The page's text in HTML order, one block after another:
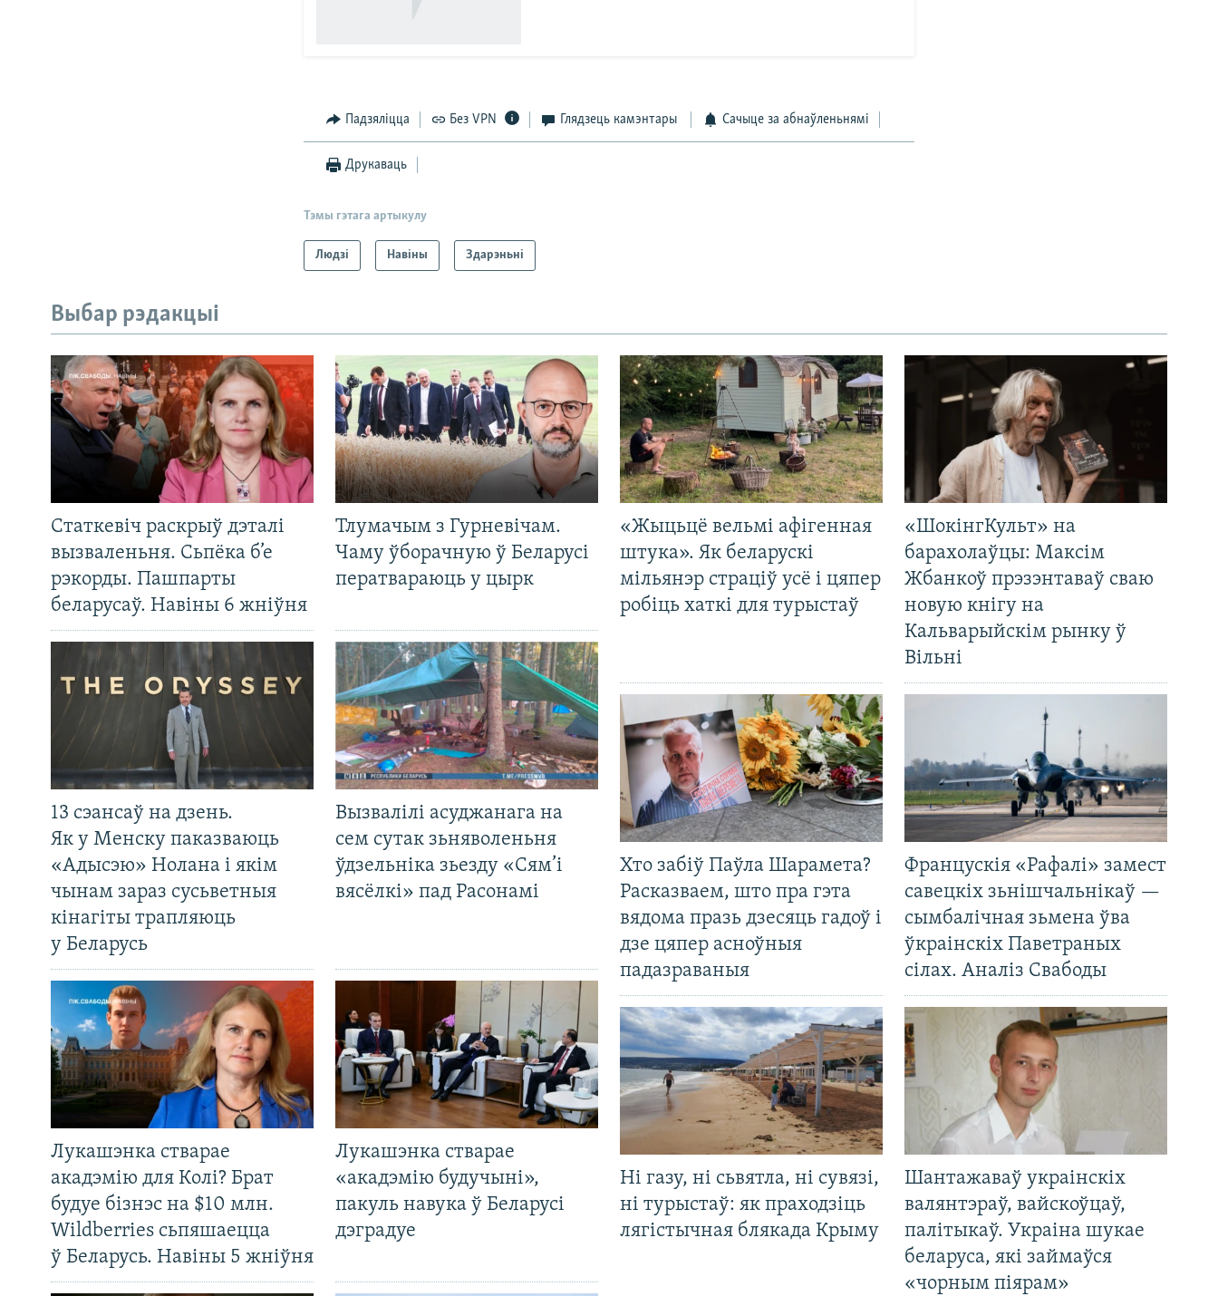
Падзяліцца Без VPN Глядзець камэнтары Сачыце за абнаўленьнямі
Друкаваць
Тэмы гэтага артыкулу
Людзі Навіны Здарэньні
Выбар рэдакцыі
Статкевіч раскрыў дэталі
вызваленьня. Сьпёка б’е
рэкорды. Пашпарты
беларусаў. Навіны 6 жніўня
Тлумачым з Гурневічам.
Чаму ўборачную ў Беларусі
ператвараюць у цырк
13 сэансаў на дзень.
Як у Менску паказваюць
«Адысэю» Нолана і якім
чынам зараз сусьветныя
кінагіты трапляюць
у Беларусь
Вызвалілі асуджанага на
сем сутак зьняволеньня
ўдзельніка зьезду «Сям’і
вясёлкі» пад Расонамі
Лукашэнка стварае
акадэмію для Колі? Брат
будуе бізнэс на $10 млн.
Wildberries сьпяшаецца
ў Беларусь. Навіны 5 жніўня
Лукашэнка стварае
«акадэмію будучыні»,
пакуль навука ў Беларусі
дэградуе
«Жыцьцё вельмі афігенная
штука». Як беларускі
мільянэр страціў усё і цяпер
робіць хаткі для турыстаў
«ШокінгКульт» на
барахолаўцы: Максім
Жбанкоў прэзэнтаваў сваю
новую кнігу на
Кальварыйскім рынку ў
Вільні
Хто забіў Паўла Шарамета?
Расказваем, што пра гэта
вядома празь дзесяць гадоў і
дзе цяпер асноўныя
падазраваныя
Францускія «Рафалі» замест
савецкіх зьнішчальнікаў —
сымбалічная зьмена ўва
ўкраінскіх Паветраных
сілах. Аналіз Свабоды
Ні газу, ні сьвятла, ні сувязі,
ні турыстаў: як праходзіць
лягістычная блякада Крыму
Шантажаваў украінскіх
валянтэраў, вайскоўцаў,
палітыкаў. Украіна шукае
беларуса, які займаўся
«чорным піярам»